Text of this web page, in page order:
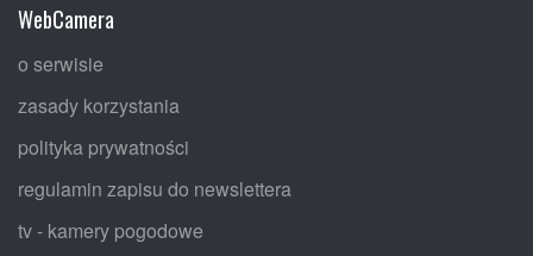
WebCamera
o serwisie
zasady korzystania
polityka prywatności
regulamin zapisu do newslettera
tv - kamery pogodowe